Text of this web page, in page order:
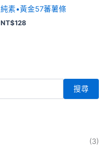
純素•黃金57蕃薯條
NT$128
搜尋
(3)